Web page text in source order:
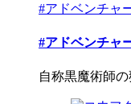
#アドベンチャ
#アドベンチャ
自称黒魔術師